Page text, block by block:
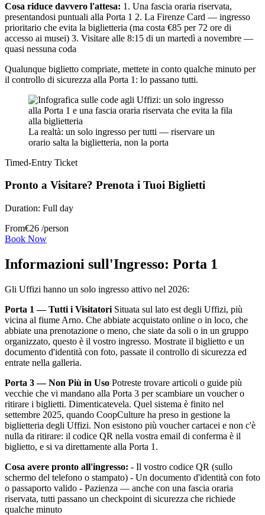
Cosa riduce davvero l'attesa: 1. Una fascia oraria riservata,
presentandosi puntuali alla Porta 1 2. La Firenze Card — ingresso
prioritario che evita la biglietteria (ma costa €85 per 72 ore di
accesso ai musei) 3. Visitare alle 8:15 di un martedì a novembre —
quasi nessuna coda
Qualunque biglietto compriate, mettete in conto qualche minuto per
il controllo di sicurezza alla Porta 1: lo passano tutti.
La realtà: un solo ingresso per tutti — riservare un
orario salta la biglietteria, non la porta
Timed-Entry Ticket
Pronto a Visitare? Prenota i Tuoi Biglietti
Duration: Full day
From€26 /person
Book Now
Informazioni sull'Ingresso: Porta 1
Gli Uffizi hanno un solo ingresso attivo nel 2026:
Porta 1 — Tutti i Visitatori Situata sul lato est degli Uffizi, più
vicina al fiume Arno. Che abbiate acquistato online o in loco, che
abbiate una prenotazione o meno, che siate da soli o in un gruppo
organizzato, questo è il vostro ingresso. Mostrate il biglietto e un
documento d'identità con foto, passate il controllo di sicurezza ed
entrate nella galleria.
Porta 3 — Non Più in Uso Potreste trovare articoli o guide più
vecchie che vi mandano alla Porta 3 per scambiare un voucher o
ritirare i biglietti. Dimenticatevela. Quel sistema è finito nel
settembre 2025, quando CoopCulture ha preso in gestione la
biglietteria degli Uffizi. Non esistono più voucher cartacei e non c'è
nulla da ritirare: il codice QR nella vostra email di conferma è il
biglietto, e si va direttamente alla Porta 1.
Cosa avere pronto all'ingresso: - Il vostro codice QR (sullo
schermo del telefono o stampato) - Un documento d'identità con foto
o passaporto valido - Pazienza — anche con una fascia oraria
riservata, tutti passano un checkpoint di sicurezza che richiede
qualche minuto